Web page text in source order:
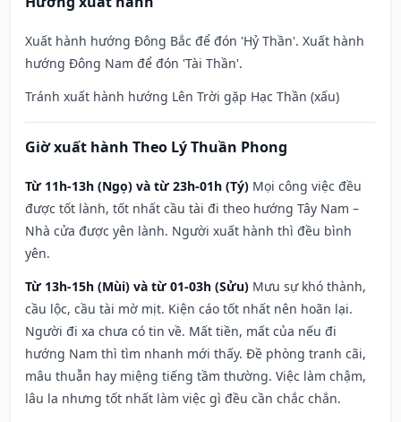
Xuất hành hướng Đông Bắc để đón 'Hỷ Thần'. Xuất hành
hướng Đông Nam để đón 'Tài Thần'.
Tránh xuất hành hướng Lên Trời gặp Hạc Thần (xấu)
Giờ xuất hành Theo Lý Thuần Phong
Từ 11h-13h (Ngọ) và từ 23h-01h (Tý) Mọi công việc đều
được tốt lành, tốt nhất cầu tài đi theo hướng Tây Nam –
Nhà cửa được yên lành. Người xuất hành thì đều bình
yên.
Từ 13h-15h (Mùi) và từ 01-03h (Sửu) Mưu sự khó thành,
cầu lộc, cầu tài mờ mịt. Kiện cáo tốt nhất nên hoãn lại.
Người đi xa chưa có tin về. Mất tiền, mất của nếu đi
hướng Nam thì tìm nhanh mới thấy. Đề phòng tranh cãi,
mâu thuẫn hay miệng tiếng tầm thường. Việc làm chậm,
lâu la nhưng tốt nhất làm việc gì đều cần chắc chắn.